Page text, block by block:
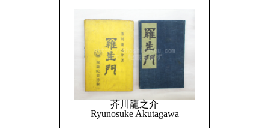
芥川龍之介
Ryunosuke Akutagawa